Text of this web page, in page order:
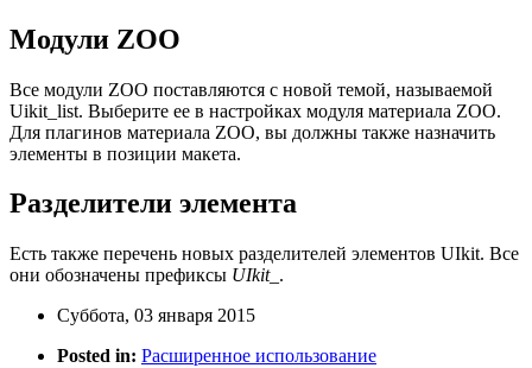
Модули ZOO
Все модули ZOO поставляются с новой темой, называемой
Uikit_list. Выберите ее в настройках модуля материала ZOO.
Для плагинов материала ZOO, вы должны также назначить
элементы в позиции макета.
Разделители элемента
Есть также перечень новых разделителей элементов UIkit. Все
они обозначены префиксы UIkit_ .
Суббота, 03 января 2015
Posted in: Расширенное использование